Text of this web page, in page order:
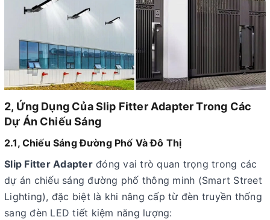
2, Ứng Dụng Của Slip Fitter Adapter Trong Các
Dự Án Chiếu Sáng
2.1, Chiếu Sáng Đường Phố Và Đô Thị
Slip Fitter Adapterđóng vai trò quan trọng trong các
dự án chiếu sáng đường phố thông minh (Smart Street
Lighting), đặc biệt là khi nâng cấp từ đèn truyền thống
sang đèn LED tiết kiệm năng lượng: